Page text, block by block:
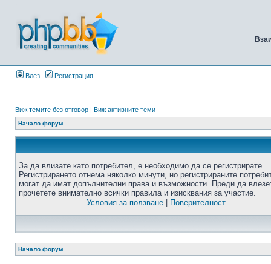
Влез Регистрация
Виж темите без отговор | Виж активните теми
Начало форум
За да влизате като потребител, е необходимо да се регистрирате.
Регистрирането отнема няколко минути, но регистрираните
могат да имат допълнителни права и възможности. Преди да
прочетете внимателно всички правила и изисквания за участие.
Условия за ползване| Поверителност
Начало форум